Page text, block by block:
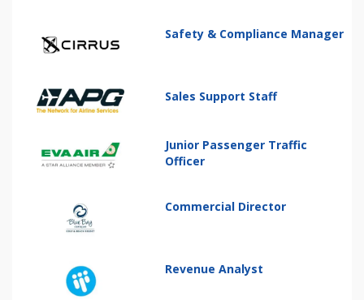
Safety & Compliance Manager
Sales Support Staff
Junior Passenger Traffic
Officer
Commercial Director
Revenue Analyst